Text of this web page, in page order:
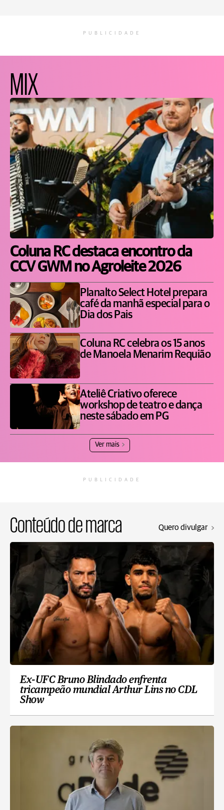
PUBLICIDADE
MIX
Coluna RC destaca encontro da
CCV GWM no Agroleite 2026
Planalto Select Hotel prepara
café da manhã especial para o
Dia dos Pais
Coluna RC celebra os 15 anos
de Manoela Menarim Requião
Ateliê Criativo oferece
workshop de teatro e dança
neste sábado em PG
Ver mais
PUBLICIDADE
Conteúdo de marca Quero divulgar
Ex-UFC Bruno Blindado enfrenta
tricampeão mundial Arthur Lins no CDL
Show